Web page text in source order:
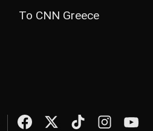
Το CNN Greece